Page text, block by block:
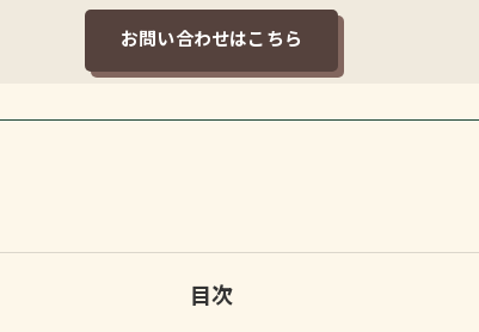
お問い合わせはこちら
目次